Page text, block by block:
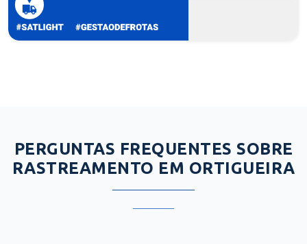
PERGUNTAS FREQUENTES SOBRE
RASTREAMENTO EM ORTIGUEIRA